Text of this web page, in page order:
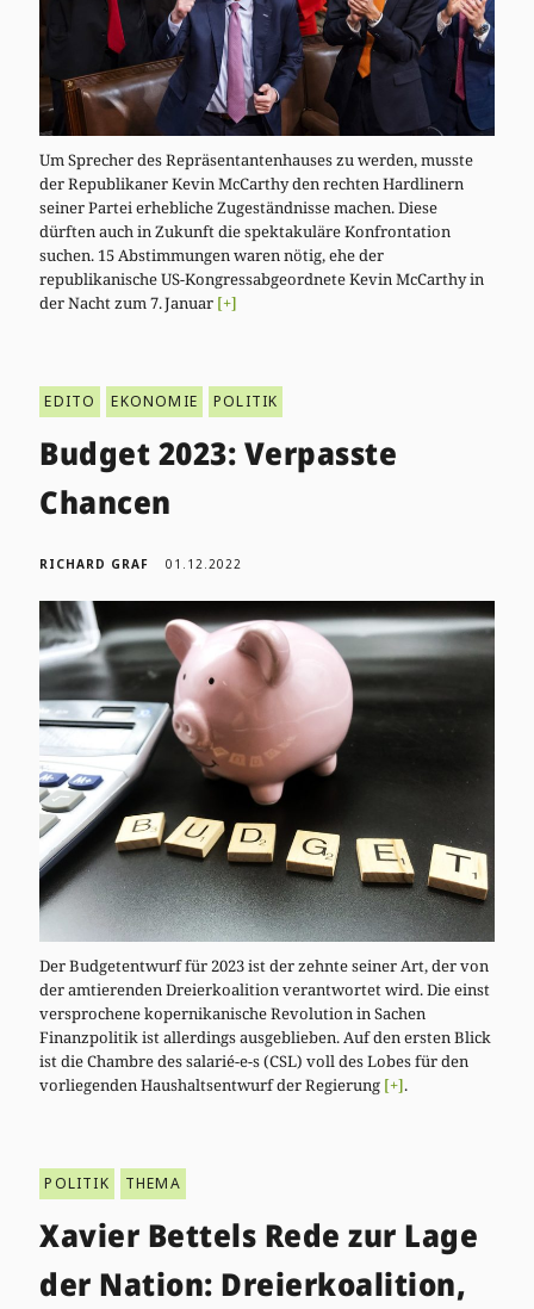
Um Sprecher des Repräsentantenhauses zu werden, musste
der Republikaner Kevin McCarthy den rechten Hardlinern
seiner Partei erhebliche Zugeständnisse machen. Diese
dürften auch in Zukunft die spektakuläre Konfrontation
suchen. 15 Abstimmungen waren nötig, ehe der
republikanische US-Kongressabgeordnete Kevin McCarthy in
der Nacht zum 7. Januar [+]
EDITO EKONOMIE POLITIK
Budget 2023: Verpasste
Chancen
RICHARD GRAF 01.12.2022
Der Budgetentwurf für 2023 ist der zehnte seiner Art, der von
der amtierenden Dreierkoalition verantwortet wird. Die einst
versprochene kopernikanische Revolution in Sachen
Finanzpolitik ist allerdings ausgeblieben. Auf den ersten Blick
ist die Chambre des salarié-e-s (CSL) voll des Lobes für den
vorliegenden Haushaltsentwurf der Regierung [+].
POLITIK THEMA
Xavier Bettels Rede zur Lage
der Nation: Dreierkoalition,